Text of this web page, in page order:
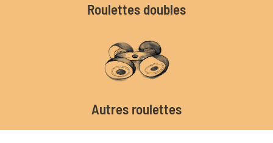
Roulettes doubles
Autres roulettes